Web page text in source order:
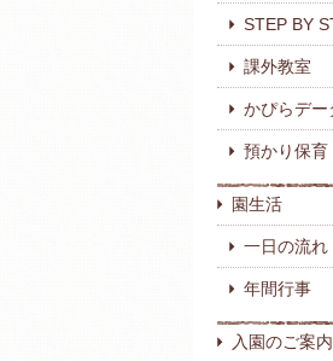
STEP BY
課外教室
かぴらデー
預かり保育
園生活
一日の流れ
年間行事
入園のご案内